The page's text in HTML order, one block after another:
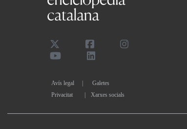
Avís legal
Galetes
Privacitat
| Xarxes socials